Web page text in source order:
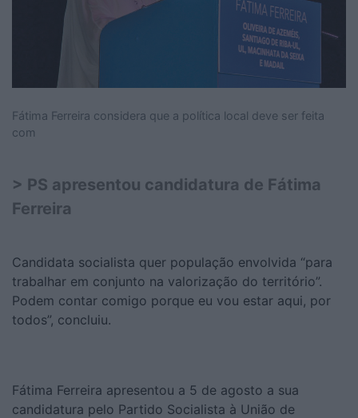
Fátima Ferreira considera que a política local deve ser feita
com
> PS apresentou candidatura de Fátima
Ferreira
Candidata socialista quer população envolvida “para
trabalhar em conjunto na valorização do território”.
Podem contar comigo porque eu vou estar aqui, por
todos”, concluiu.
Fátima Ferreira apresentou a 5 de agosto a sua
candidatura pelo Partido Socialista à União de